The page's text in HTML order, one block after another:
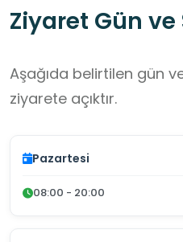
Ziyaret Gün
Aşağıda belirtilen gün
ziyarete açıktır.
Pazartesi
08:00 - 20:00